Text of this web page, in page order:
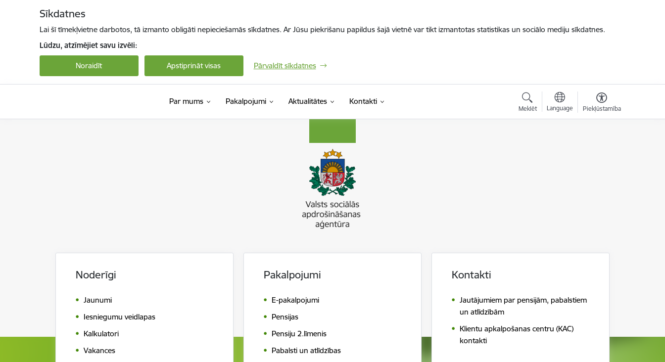
Sīkdatnes
Lai šī tīmekļvietne darbotos, tā izmanto obligāti nepieciešamās sīkdatnes. Ar Jūsu piekrišanu papildus šajā vietnē var tikt izmantotas statistikas un sociālo mediju sīkdatnes.
Lūdzu, atzīmējiet savu izvēli:
Noraidīt Apstiprināt visas Pārvaldīt sīkdatnes
Par mums Pakalpojumi Aktualitātes Kontakti
Meklēt Language Piekļūstamība
Noderīgi
Jaunumi
Iesniegumu veidlapas
Kalkulatori
Vakances
Pakalpojumi
E-pakalpojumi
Pensijas
Pensiju 2.līmenis
Pabalsti un atlīdzības
Kontakti
Jautājumiem par pensijām, pabalstiem
un atlīdzībām
Klientu apkalpošanas centru (KAC)
kontakti